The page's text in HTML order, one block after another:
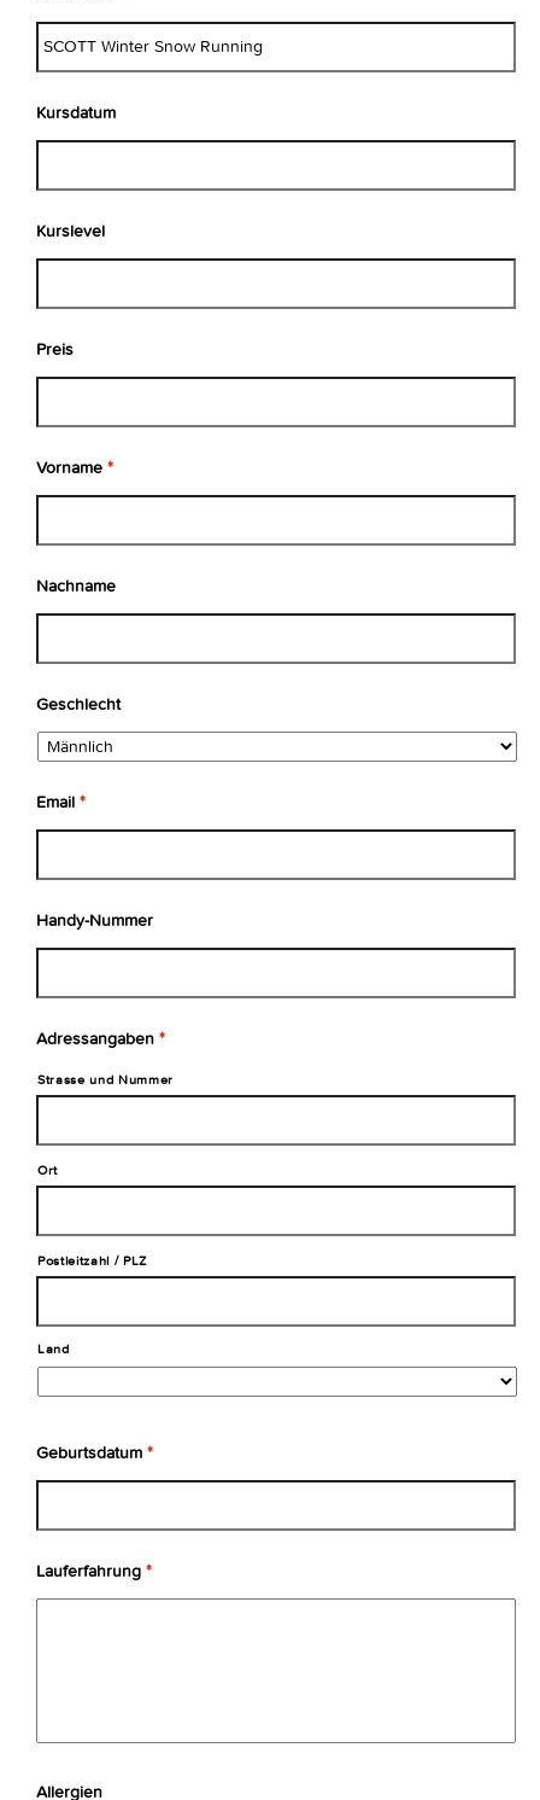
Kursdatum
Kurslevel
Preis
Vorname *
Nachname
Geschlecht
Email *
Handy-Nummer
Adressangaben *
Strasse und Nummer
Ort
Postleitzahl / PLZ
Land
Geburtsdatum *
Lauferfahrung *
Allergien